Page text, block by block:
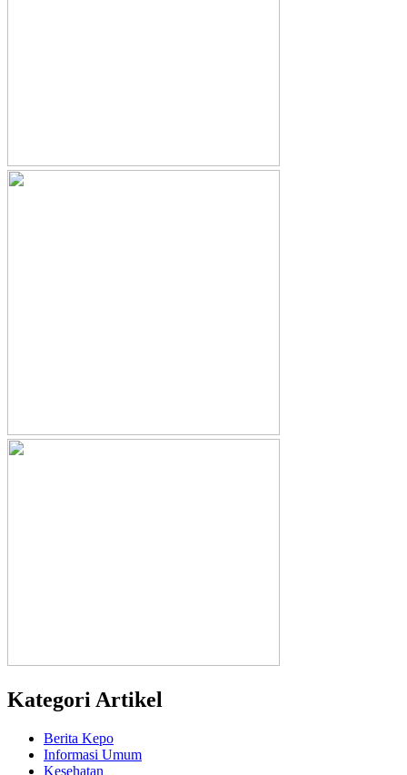
Kategori Artikel
Berita Kepo
Informasi Umum
Kesehatan